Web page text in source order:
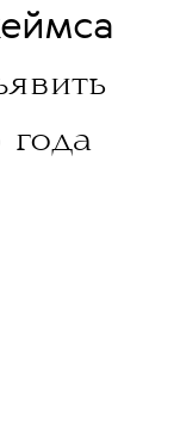
года